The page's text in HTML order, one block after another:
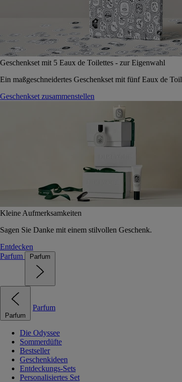
Geschenkset mit 5 Eaux de Toilettes - zur Eigenwahl
Ein maßgeschneidertes Geschenkset mit fünf Eaux de
Geschenkset zusammenstellen
Kleine Aufmerksamkeiten
Sagen Sie Danke mit einem stilvollen Geschenk.
Entdecken
Parfum
Parfum
Parfum
Parfum
Die Odyssee
Sommerdüfte
Bestseller
Geschenkideen
Entdeckungs-Sets
Personalisiertes Set